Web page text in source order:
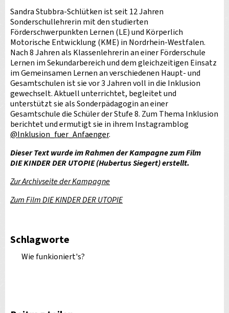
Sandra Stubbra-Schlütken ist seit 12 Jahren
Sonderschullehrerin mit den studierten
Förderschwerpunkten Lernen (LE) und Körperlich
Motorische Entwicklung (KME) in Nordrhein-Westfalen.
Nach 8 Jahren als Klassenlehrerin an einer Förderschule
Lernen im Sekundarbereich und dem gleichzeitigen Einsatz
im Gemeinsamen Lernen an verschiedenen Haupt- und
Gesamtschulen ist sie vor 3 Jahren voll in die Inklusion
gewechselt. Aktuell unterrichtet, begleitet und
unterstützt sie als Sonderpädagogin an einer
Gesamtschule die Schüler der Stufe 8. Zum Thema Inklusion
berichtet und ermutigt sie in ihrem Instagramblog
@Inklusion_fuer_Anfaenger.
Dieser Text wurde im Rahmen der Kampagne zum Film
DIE KINDER DER UTOPIE (Hubertus Siegert) erstellt.
Zur Archivseite der Kampagne
Zum Film DIE KINDER DER UTOPIE
Schlagworte
Wie funkioniert's?